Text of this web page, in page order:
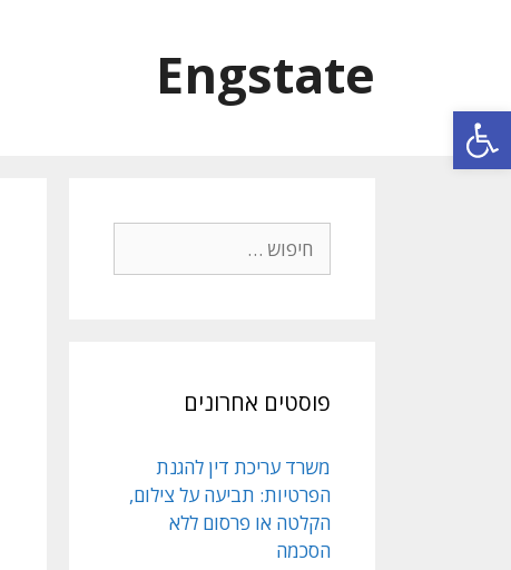
פתח סרגל נגישות
Engstate
פוסטים אחרונים
משרד עריכת דין להגנת
הפרטיות: תביעה על צילום,
הקלטה או פרסום ללא
הסכמה